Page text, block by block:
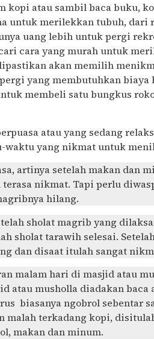
kopi atau sambil baca buku,
untuk merilekkan tubuh, dari
uang lebih untuk pergi
cara yang murah untuk
akan memilih
yang membutuhkan biaya
membeli satu bungkus
atau yang sedang
waktu yang nikmat untuk
artinya setelah makan dan
nikmat. Tapi perlu
hilang.
sholat magrib yang
sholat tarawih selesai.
dan disaat itulah sangat
malam hari di masjid atau
atau musholla diadakan
biasanya ngobrol sebentar
malah terkadang kopi,
makan dan minum.